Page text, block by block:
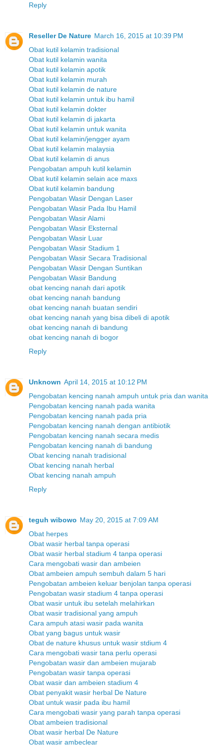
Reply
Reseller De Nature March 16, 2015 at 10:39 PM
Obat kutil kelamin tradisional
Obat kutil kelamin wanita
Obat kutil kelamin apotik
Obat kutil kelamin murah
Obat kutil kelamin de nature
Obat kutil kelamin untuk ibu hamil
Obat kutil kelamin dokter
Obat kutil kelamin di jakarta
Obat kutil kelamin untuk wanita
Obat kutil kelamin/jengger ayam
Obat kutil kelamin malaysia
Obat kutil kelamin di anus
Pengobatan ampuh kutil kelamin
Obat kutil kelamin selain ace maxs
Obat kutil kelamin bandung
Pengobatan Wasir Dengan Laser
Pengobatan Wasir Pada Ibu Hamil
Pengobatan Wasir Alami
Pengobatan Wasir Eksternal
Pengobatan Wasir Luar
Pengobatan Wasir Stadium 1
Pengobatan Wasir Secara Tradisional
Pengobatan Wasir Dengan Suntikan
Pengobatan Wasir Bandung
obat kencing nanah dari apotik
obat kencing nanah bandung
obat kencing nanah buatan sendiri
obat kencing nanah yang bisa dibeli di apotik
obat kencing nanah di bandung
obat kencing nanah di bogor
Reply
Unknown April 14, 2015 at 10:12 PM
Pengobatan kencing nanah ampuh untuk pria dan wanita
Pengobatan kencing nanah pada wanita
Pengobatan kencing nanah pada pria
Pengobatan kencing nanah dengan antibiotik
Pengobatan kencing nanah secara medis
Pengobatan kencing nanah di bandung
Obat kencing nanah tradisional
Obat kencing nanah herbal
Obat kencing nanah ampuh
Reply
teguh wibowo May 20, 2015 at 7:09 AM
Obat herpes
Obat wasir herbal tanpa operasi
Obat wasir herbal stadium 4 tanpa operasi
Cara mengobati wasir dan ambeien
Obat ambeien ampuh sembuh dalam 5 hari
Pengobatan ambeien keluar benjolan tanpa operasi
Pengobatan wasir stadium 4 tanpa operasi
Obat wasir untuk ibu setelah melahirkan
Obat wasir tradisional yang ampuh
Cara ampuh atasi wasir pada wanita
Obat yang bagus untuk wasir
Obat de nature khusus untuk wasir stdium 4
Cara mengobati wasir tana perlu operasi
Pengobatan wasir dan ambeien mujarab
Pengobatan wasir tanpa operasi
Obat wasir dan ambeien stadium 4
Obat penyakit wasir herbal De Nature
Obat untuk wasir pada ibu hamil
Cara mengobati wasir yang parah tanpa operasi
Obat ambeien tradisional
Obat wasir herbal De Nature
Obat wasir ambeclear